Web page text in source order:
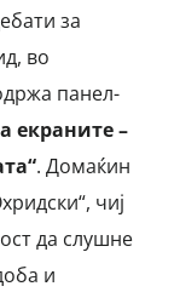
за
во
панел-
екраните –
. Домаќин
чиј
да слушне
и